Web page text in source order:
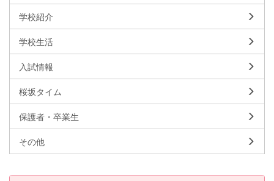
学校紹介
学校生活
入試情報
桜坂タイム
保護者・卒業生
その他